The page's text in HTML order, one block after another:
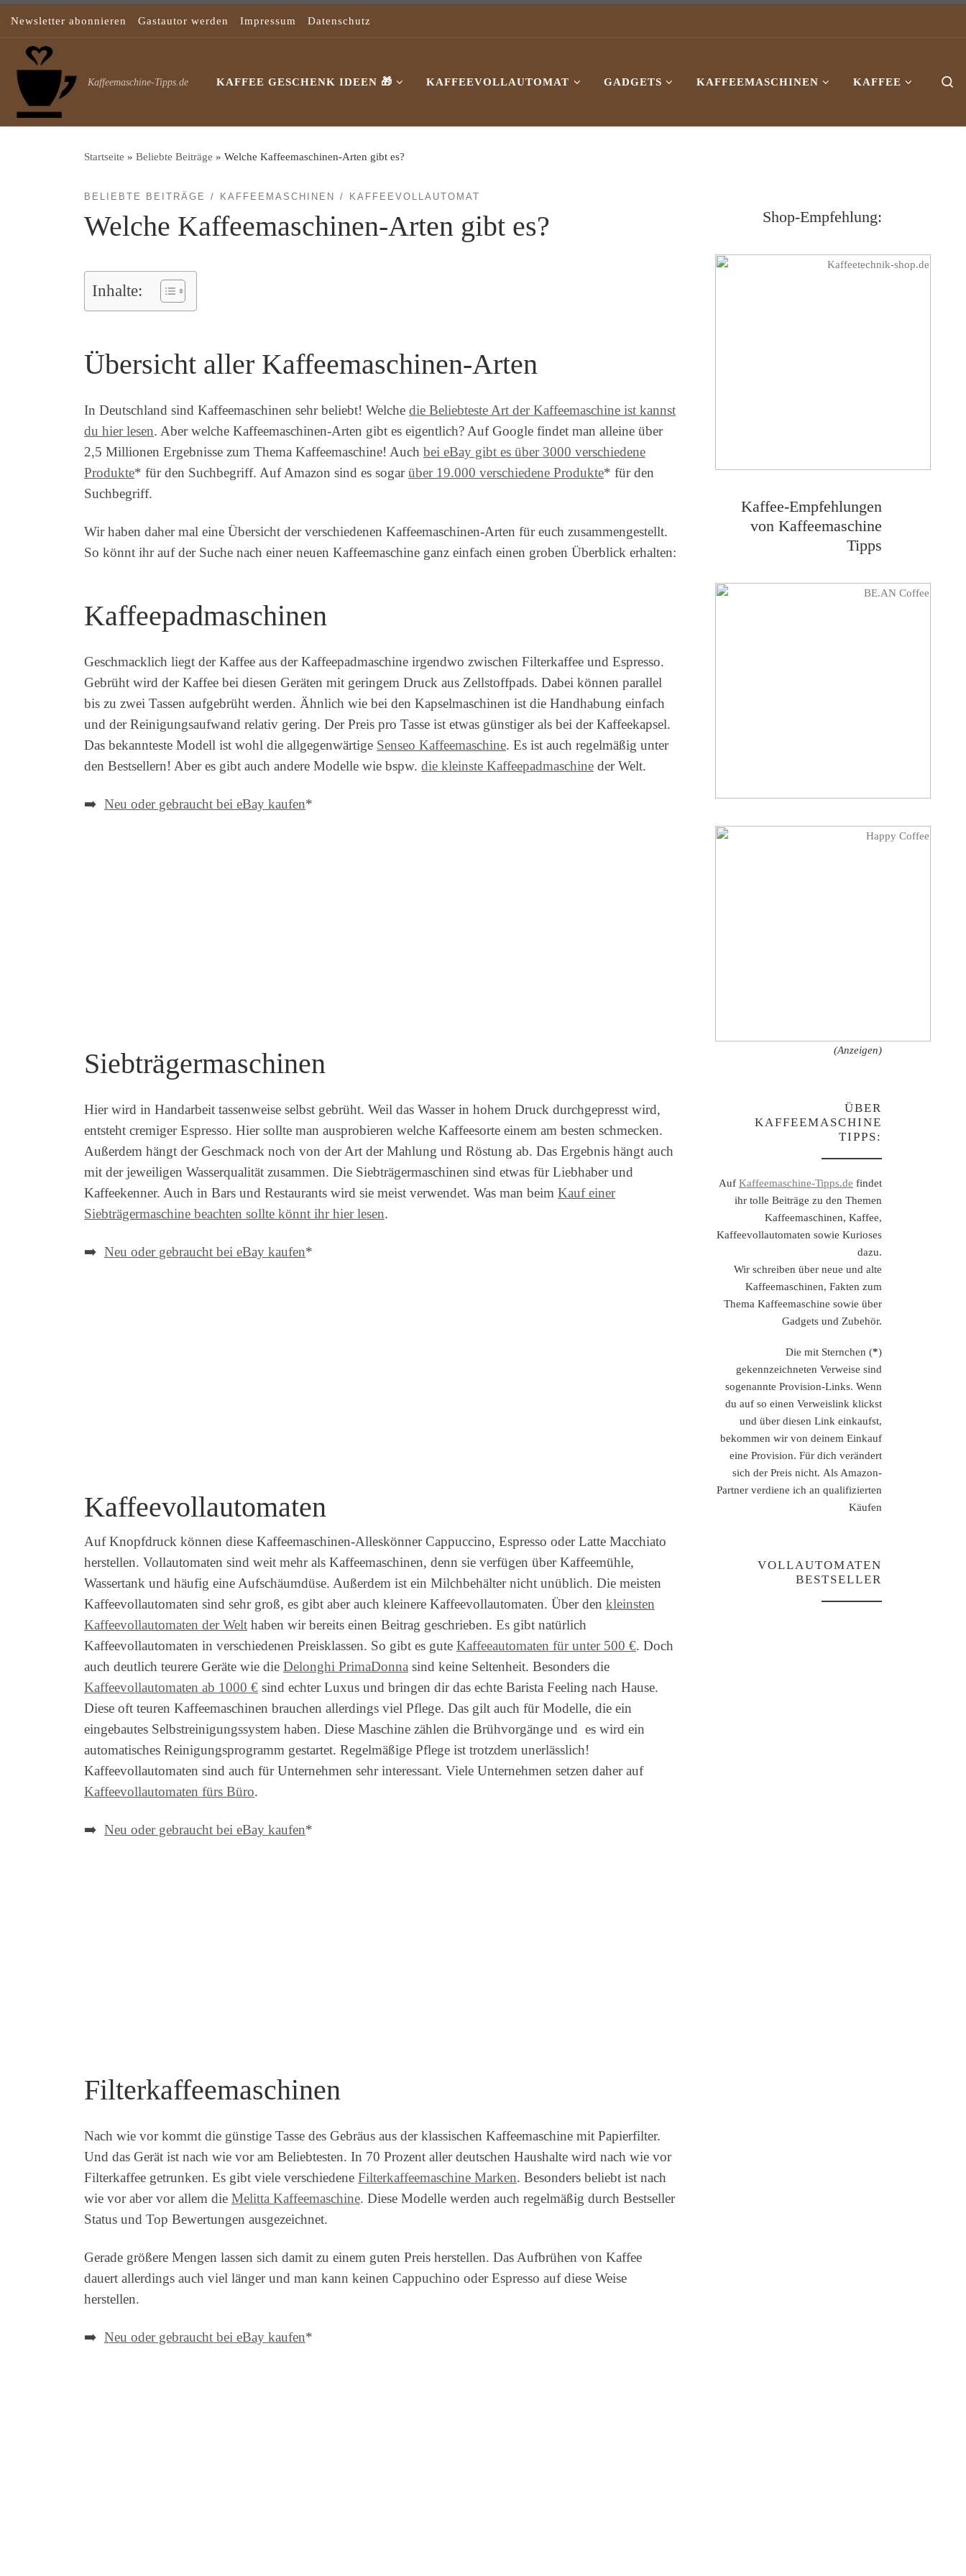
Zum Inhalt springen
Newsletter abonnieren Gastautor werden Impressum Datenschutz
Kaffeemaschine-Tipps.de KAFFEE GESCHENK IDEEN 🎁 KAFFEEVOLLAUTOMAT GADGETS KAFFEEMASCHINEN KAFFEE
Startseite » Beliebte Beiträge » Welche Kaffeemaschinen-Arten gibt es?
BELIEBTE BEITRÄGE KAFFEEMASCHINEN KAFFEEVOLLAUTOMAT
Welche Kaffeemaschinen-Arten gibt es?
Inhalte:
Übersicht aller Kaffeemaschinen-Arten
In Deutschland sind Kaffeemaschinen sehr beliebt! Welche die Beliebteste Art der Kaffeemaschine ist kannst
du hier lesen. Aber welche Kaffeemaschinen-Arten gibt es eigentlich? Auf Google findet man alleine über
2,5 Millionen Ergebnisse zum Thema Kaffeemaschine! Auch bei eBay gibt es über 3000 verschiedene
Produkte* für den Suchbegriff. Auf Amazon sind es sogarüber 19.000 verschiedene Produkte* für den
Suchbegriff.
Wir haben daher mal eine Übersicht der verschiedenen Kaffeemaschinen-Arten für euch zusammengestellt.
So könnt ihr auf der Suche nach einer neuen Kaffeemaschine ganz einfach einen groben Überblick erhalten:
Kaffeepadmaschinen
Geschmacklich liegt der Kaffee aus der Kaffeepadmaschine irgendwo zwischen Filterkaffee und Espresso.
Gebrüht wird der Kaffee bei diesen Geräten mit geringem Druck aus Zellstoffpads. Dabei können parallel
bis zu zwei Tassen aufgebrüht werden. Ähnlich wie bei den Kapselmaschinen ist die Handhabung einfach
und der Reinigungsaufwand relativ gering. Der Preis pro Tasse ist etwas günstiger als bei der Kaffeekapsel.
Das bekannteste Modell ist wohl die allgegenwärtige Senseo Kaffeemaschine. Es ist auch regelmäßig unter
den Bestsellern! Aber es gibt auch andere Modelle wie bspw. die kleinste Kaffeepadmaschine der Welt.
➡️ Neu oder gebraucht bei eBay kaufen*
Siebträgermaschinen
Hier wird in Handarbeit tassenweise selbst gebrüht. Weil das Wasser in hohem Druck durchgepresst wird,
entsteht cremiger Espresso. Hier sollte man ausprobieren welche Kaffeesorte einem am besten schmecken.
Außerdem hängt der Geschmack noch von der Art der Mahlung und Röstung ab. Das Ergebnis hängt auch
mit der jeweiligen Wasserqualität zusammen. Die Siebträgermaschinen sind etwas für Liebhaber und
Kaffeekenner. Auch in Bars und Restaurants wird sie meist verwendet. Was man beim Kauf einer
Siebträgermaschine beachten sollte könnt ihr hier lesen.
➡️ Neu oder gebraucht bei eBay kaufen*
Kaffeevollautomaten
Auf Knopfdruck können diese Kaffeemaschinen-Alleskönner Cappuccino, Espresso oder Latte Macchiato
herstellen. Vollautomaten sind weit mehr als Kaffeemaschinen, denn sie verfügen über Kaffeemühle,
Wassertank und häufig eine Aufschäumdüse. Außerdem ist ein Milchbehälter nicht unüblich. Die meisten
Kaffeevollautomaten sind sehr groß, es gibt aber auch kleinere Kaffeevollautomaten. Über den kleinsten
Kaffeevollautomaten der Welt haben wir bereits einen Beitrag geschrieben. Es gibt natürlich
Kaffeevollautomaten in verschiedenen Preisklassen. So gibt es gute Kaffeeautomaten für unter 500 €. Doch
auch deutlich teurere Geräte wie die Delonghi PrimaDonna sind keine Seltenheit. Besonders die
Kaffeevollautomaten ab 1000 € sind echter Luxus und bringen dir das echte Barista Feeling nach Hause.
Diese oft teuren Kaffeemaschinen brauchen allerdings viel Pflege. Das gilt auch für Modelle, die ein
eingebautes Selbstreinigungssystem haben. Diese Maschine zählen die Brühvorgänge und es wird ein
automatisches Reinigungsprogramm gestartet. Regelmäßige Pflege ist trotzdem unerlässlich!
Kaffeevollautomaten sind auch für Unternehmen sehr interessant. Viele Unternehmen setzen daher auf
Kaffeevollautomaten fürs Büro.
➡️ Neu oder gebraucht bei eBay kaufen*
Filterkaffeemaschinen
Nach wie vor kommt die günstige Tasse des Gebräus aus der klassischen Kaffeemaschine mit Papierfilter.
Und das Gerät ist nach wie vor am Beliebtesten. In 70 Prozent aller deutschen Haushalte wird nach wie vor
Filterkaffee getrunken. Es gibt viele verschiedene Filterkaffeemaschine Marken. Besonders beliebt ist nach
wie vor aber vor allem die Melitta Kaffeemaschine. Diese Modelle werden auch regelmäßig durch Bestseller
Status und Top Bewertungen ausgezeichnet.
Gerade größere Mengen lassen sich damit zu einem guten Preis herstellen. Das Aufbrühen von Kaffee
dauert allerdings auch viel länger und man kann keinen Cappuchino oder Espresso auf diese Weise
herstellen.
➡️ Neu oder gebraucht bei eBay kaufen*
Shop-Empfehlung:
Kaffee-Empfehlungen
von Kaffeemaschine
Tipps
(Anzeigen)
ÜBER
KAFFEEMASCHINE
TIPPS:
Auf Kaffeemaschine-Tipps.de findet
ihr tolle Beiträge zu den Themen
Kaffeemaschinen, Kaffee,
Kaffeevollautomaten sowie Kurioses
dazu.
Wir schreiben über neue und alte
Kaffeemaschinen, Fakten zum
Thema Kaffeemaschine sowie über
Gadgets und Zubehör.
Die mit Sternchen (*)
gekennzeichneten Verweise sind
sogenannte Provision-Links. Wenn
du auf so einen Verweislink klickst
und über diesen Link einkaufst,
bekommen wir von deinem Einkauf
eine Provision. Für dich verändert
sich der Preis nicht. Als Amazon-
Partner verdiene ich an qualifizierten
Käufen
VOLLAUTOMATEN
BESTSELLER